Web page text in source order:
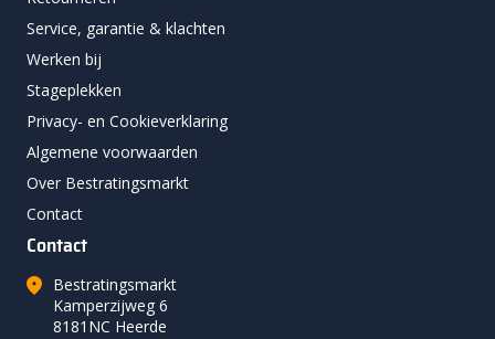
Service, garantie & klachten
Werken bij
Stageplekken
Privacy- en Cookieverklaring
Algemene voorwaarden
Over Bestratingsmarkt
Contact
Contact
Bestratingsmarkt
Kamperzijweg 6
8181NC Heerde